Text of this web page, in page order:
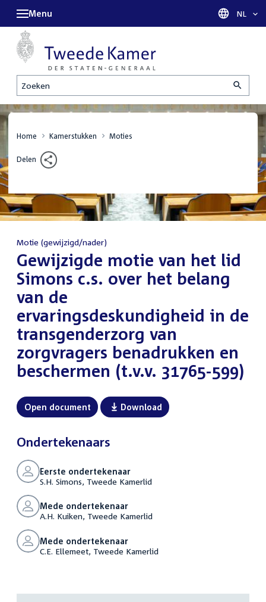
Zoeken
Menu Taal
NL
Home Kamerstukken Moties
Delen
Motie (gewijzigd/nader)
:Gewijzigde motie van het lid
Simons c.s. over het belang
van de
ervaringsdeskundigheid in de
transgenderzorg van
zorgvragers benadrukken en
beschermen (t.v.v. 31765-599)
Open document Download
Ondertekenaars
Eerste ondertekenaar
S.H. Simons, Tweede Kamerlid
Mede ondertekenaar
A.H. Kuiken, Tweede Kamerlid
Mede ondertekenaar
C.E. Ellemeet, Tweede Kamerlid